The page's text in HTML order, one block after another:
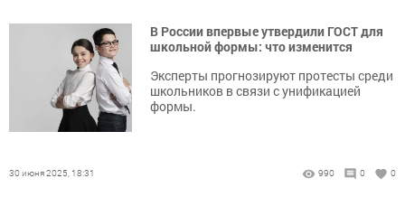
В России впервые утвердили ГОСТ для
школьной формы: что изменится
Эксперты прогнозируют протесты среди
школьников в связи с унификацией
формы.
30 июня 2025, 18:31 990 0 0